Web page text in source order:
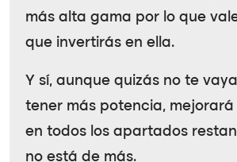
más alta gama por lo que
que invertirás en ella.
Y sí, aunque quizás no te
tener más potencia, mejorará
en todos los apartados
no está de más.